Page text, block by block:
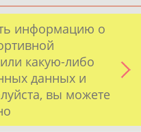
информацию о
какую-либо
данных и
вы можете